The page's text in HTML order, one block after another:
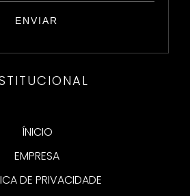
ÍNICIO
EMPRESA
DE PRIVACIDADE